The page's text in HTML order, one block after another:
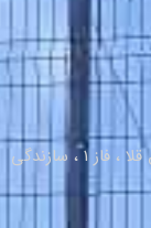
دفتر فروش : گلستان ، گرگان ، شهرک صنعتی آق قلا ، فاز 1 ، سازندگی